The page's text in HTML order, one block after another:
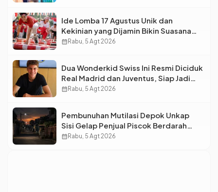
Ide Lomba 17 Agustus Unik dan
Kekinian yang Dijamin Bikin Suasana
Makin Pecah
calendar_monthRabu, 5 Agt 2026
Dua Wonderkid Swiss Ini Resmi Diciduk
Real Madrid dan Juventus, Siap Jadi
Bintang Baru Eropa
calendar_monthRabu, 5 Agt 2026
Pembunuhan Mutilasi Depok Unkap
Sisi Gelap Penjual Piscok Berdarah
Dingin
calendar_monthRabu, 5 Agt 2026